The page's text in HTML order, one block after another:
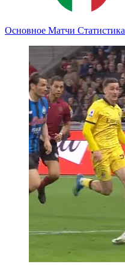
Основное Матчи Статистика